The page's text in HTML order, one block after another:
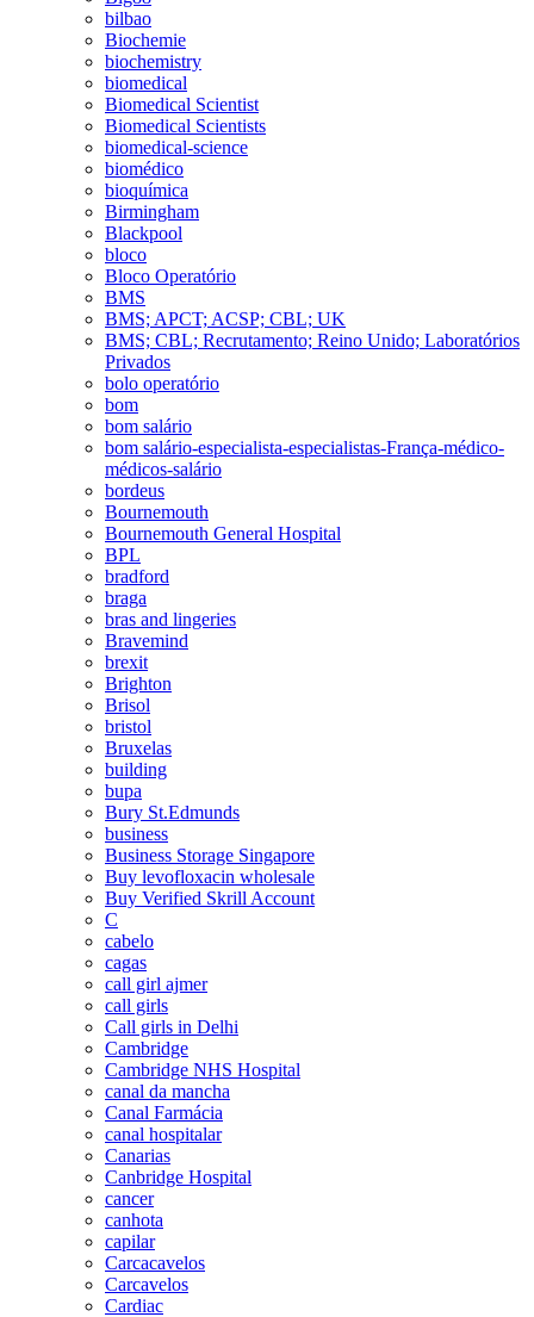
bilbao
Biochemie
biochemistry
biomedical
Biomedical Scientist
Biomedical Scientists
biomedical-science
biomédico
bioquímica
Birmingham
Blackpool
bloco
Bloco Operatório
BMS
BMS; APCT; ACSP; CBL; UK
BMS; CBL; Recrutamento; Reino Unido; Laboratórios
Privados
bolo operatório
bom
bom salário
bom salário-especialista-especialistas-França-médico-
médicos-salário
bordeus
Bournemouth
Bournemouth General Hospital
BPL
bradford
braga
bras and lingeries
Bravemind
brexit
Brighton
Brisol
bristol
Bruxelas
building
bupa
Bury St.Edmunds
business
Business Storage Singapore
Buy levofloxacin wholesale
Buy Verified Skrill Account
C
cabelo
cagas
call girl ajmer
call girls
Call girls in Delhi
Cambridge
Cambridge NHS Hospital
canal da mancha
Canal Farmácia
canal hospitalar
Canarias
Canbridge Hospital
cancer
canhota
capilar
Carcacavelos
Carcavelos
Cardiac